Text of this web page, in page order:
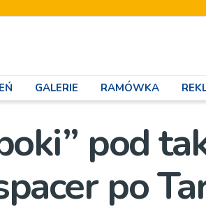
GALERIE RAMÓWKA
pod
po